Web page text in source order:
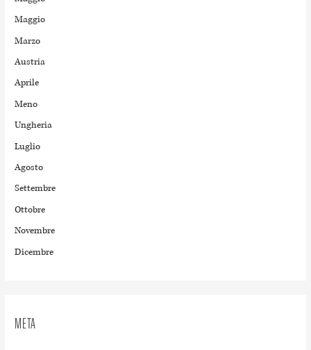
Maggio
Marzo
Austria
Aprile
Meno
Ungheria
Luglio
Agosto
Settembre
Ottobre
Novembre
Dicembre
META